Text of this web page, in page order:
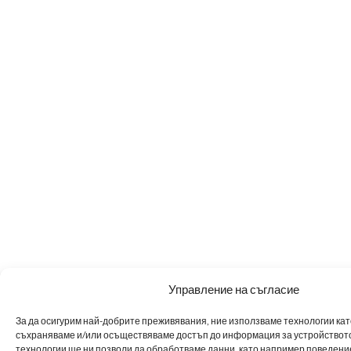
Управление на съгласие
За да осигурим най-добрите преживявания, ние използваме технологии
съхраняваме и/или осъществяваме достъп до информация за